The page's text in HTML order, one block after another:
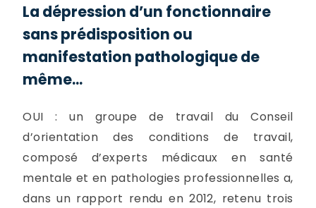
La dépression d’un fonctionnaire
sans prédisposition ou
manifestation pathologique de
même...
OUI : un groupe de travail du Conseil
d’orientation des conditions de travail,
composé d’experts médicaux en santé
mentale et en pathologies professionnelles a,
dans un rapport rendu en 2012, retenu trois